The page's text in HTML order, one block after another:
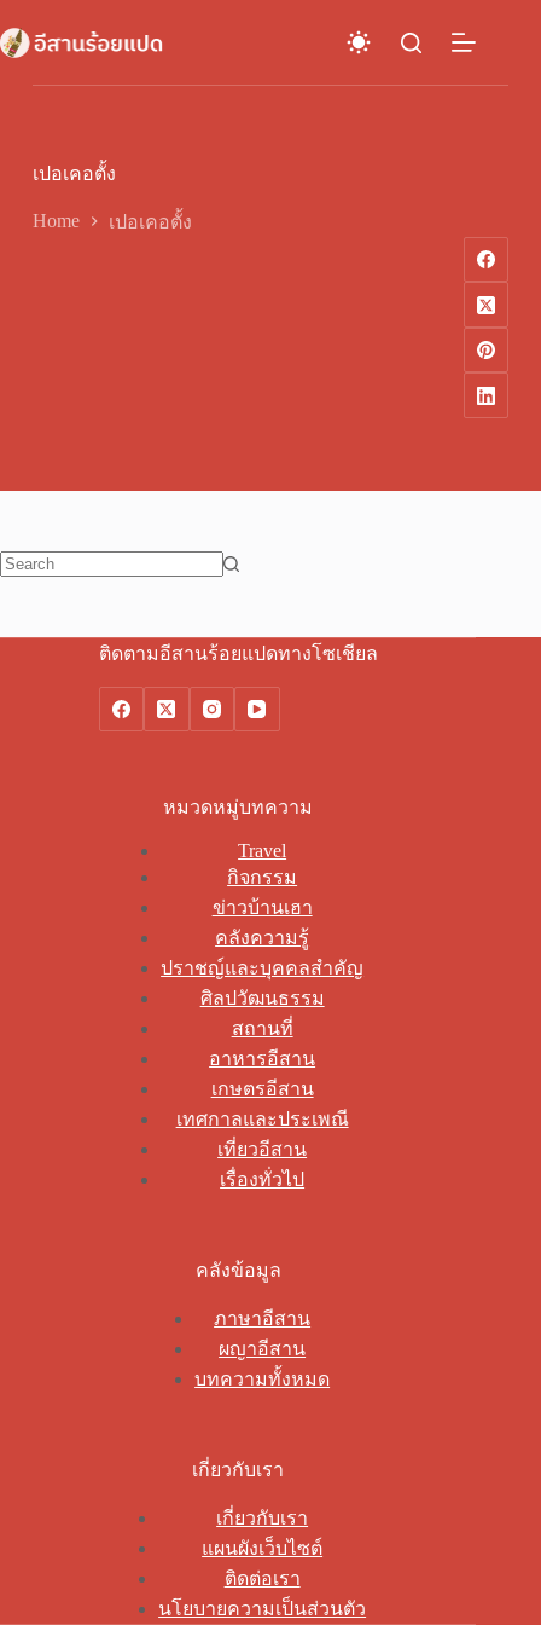
to
content
เปอเคอตั้ง
Home เปอเคอตั้ง
ติดตามอีสานร้อยแปดทางโซเชียล
หมวดหมู่บทความ
Travel
กิจกรรม
ข่าวบ้านเฮา
คลังความรู้
ปราชญ์และบุคคลสำคัญ
ศิลปวัฒนธรรม
สถานที่
อาหารอีสาน
เกษตรอีสาน
เทศกาลและประเพณี
เที่ยวอีสาน
เรื่องทั่วไป
คลังข้อมูล
ภาษาอีสาน
ผญาอีสาน
บทความทั้งหมด
เกี่ยวกับเรา
เกี่ยวกับเรา
แผนผังเว็บไซต์
ติดต่อเรา
นโยบายความเป็นส่วนตัว